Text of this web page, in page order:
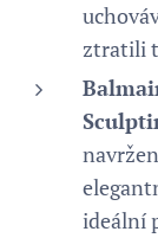
ztratili
ideální